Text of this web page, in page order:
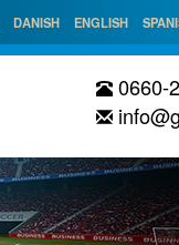
DANISH ENGLISH
0660-